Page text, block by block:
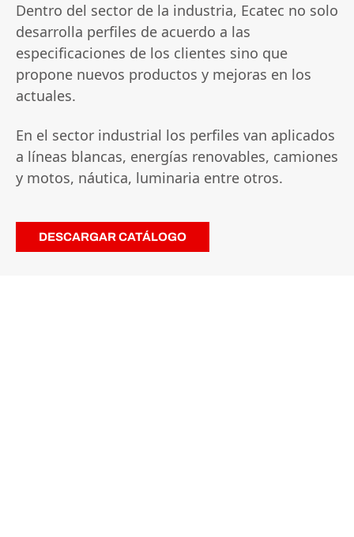
Dentro del sector de la industria, Ecatec no solo
desarrolla perfiles de acuerdo a las
especificaciones de los clientes sino que
propone nuevos productos y mejoras en los
actuales.
En el sector industrial los perfiles van aplicados
a líneas blancas, energías renovables, camiones
y motos, náutica, luminaria entre otros.
DESCARGAR CATÁLOGO